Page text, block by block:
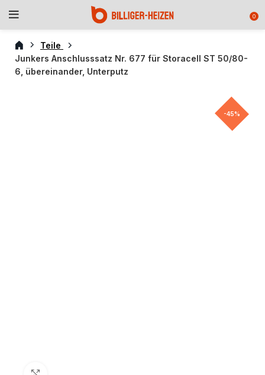
0
Teile
Junkers Anschlusssatz Nr. 677 für Storacell ST 50/80-
6, übereinander, Unterputz
-45%